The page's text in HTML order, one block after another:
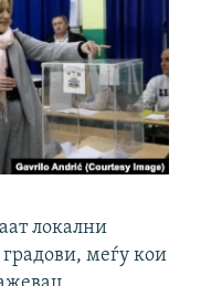
локални
меѓу кои